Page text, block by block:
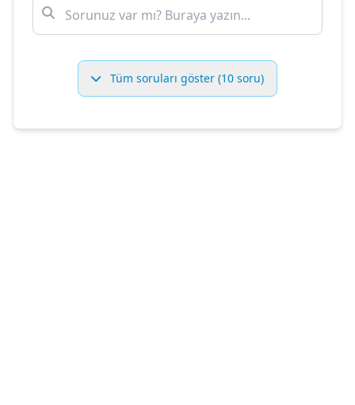
Tüm soruları göster (10 soru)